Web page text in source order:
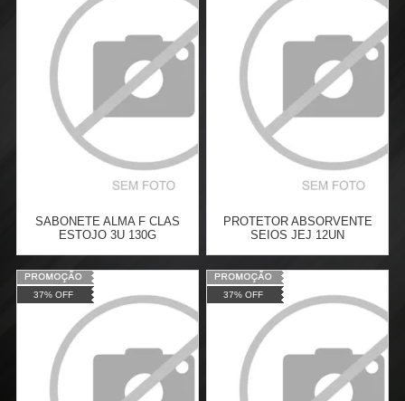
Revendedor)
10 x
Cat:COSMÉTICOS
COMPRAR
Revendedor)
10
BALCÕES APARADORES
COMPRAR
SABONETE ALMA F CLAS
ESTOJO 3U 130G
Varejo:
Atacado: R$ 2.550,90 (Apenas
Revendedor)
10 x
Cat:
COMPRAR
PROTETOR ABSORVENTE
SEIOS JEJ 12UN
Varejo:
Atacado: R$ 2.550,90 (Apenas
Revendedor)
10
Cat: AMAMENTAÇÃO
COMPRAR
37% OFF 37% OFF